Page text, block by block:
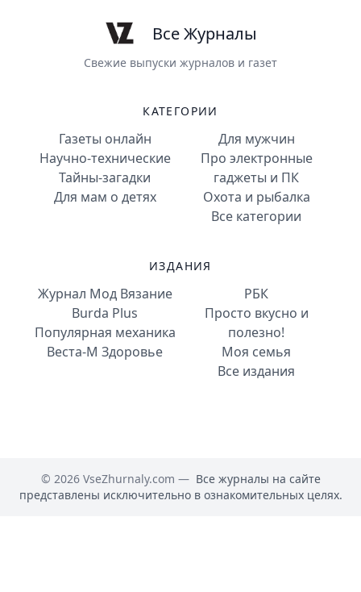
Все Журналы
Свежие выпуски журналов и газет
КАТЕГОРИИ
Газеты онлайн
Научно-технические
Тайны-загадки
Для мам о детях
Для мужчин
Про электронные
гаджеты и ПК
Охота и рыбалка
Все категории
ИЗДАНИЯ
Журнал Мод Вязание
Burda Plus
Популярная механика
Веста-М Здоровье
РБК
Просто вкусно и
полезно!
Моя семья
Все издания
© 2026 VseZhurnaly.com — Все журналы на сайте
представлены исключительно в ознакомительных целях.